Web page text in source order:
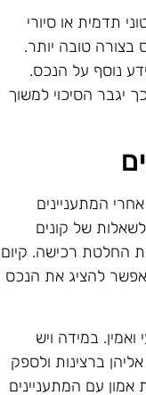
תדמית או סיורי
טובה יותר.
נוסף על הנכס.
יגבר הסיכוי למשוך
המתעניינים
של קונים
החלטת רכישה. קיום
להציג את הנכס
במידה ויש
ברצינות ולספק
עם המתעניינים